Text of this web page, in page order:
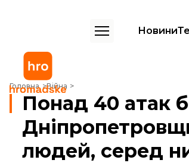
Новини
Головна Війна
Понад 40 атак безпілотниками та
Понад 40 атак
людей, серед